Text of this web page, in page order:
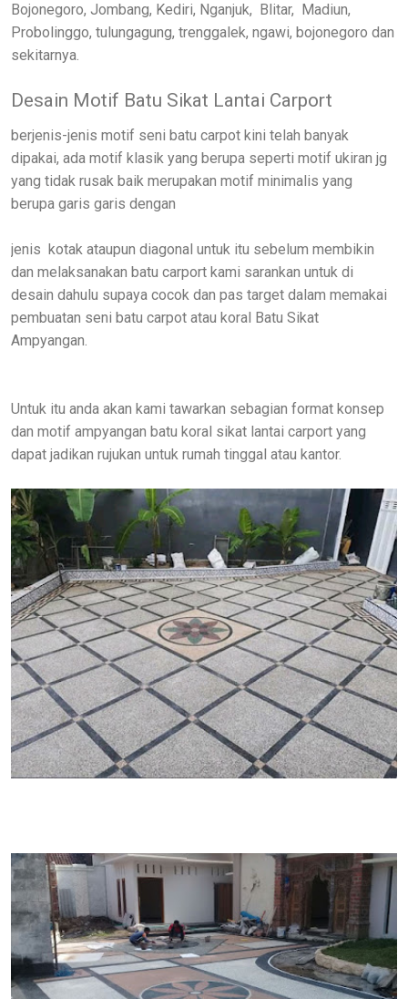
Bojonegoro, Jombang, Kediri, Nganjuk, Blitar, Madiun,
Probolinggo, tulungagung, trenggalek, ngawi, bojonegoro dan
sekitarnya.
Desain Motif Batu Sikat Lantai Carport
berjenis-jenis motif seni batu carpot kini telah banyak
dipakai, ada motif klasik yang berupa seperti motif ukiran jg
yang tidak rusak baik merupakan motif minimalis yang
berupa garis garis dengan
jenis kotak ataupun diagonal untuk itu sebelum membikin
dan melaksanakan batu carport kami sarankan untuk di
desain dahulu supaya cocok dan pas target dalam memakai
pembuatan seni batu carpot atau koral Batu Sikat
Ampyangan.
Untuk itu anda akan kami tawarkan sebagian format konsep
dan motif ampyangan batu koral sikat lantai carport yang
dapat jadikan rujukan untuk rumah tinggal atau kantor.